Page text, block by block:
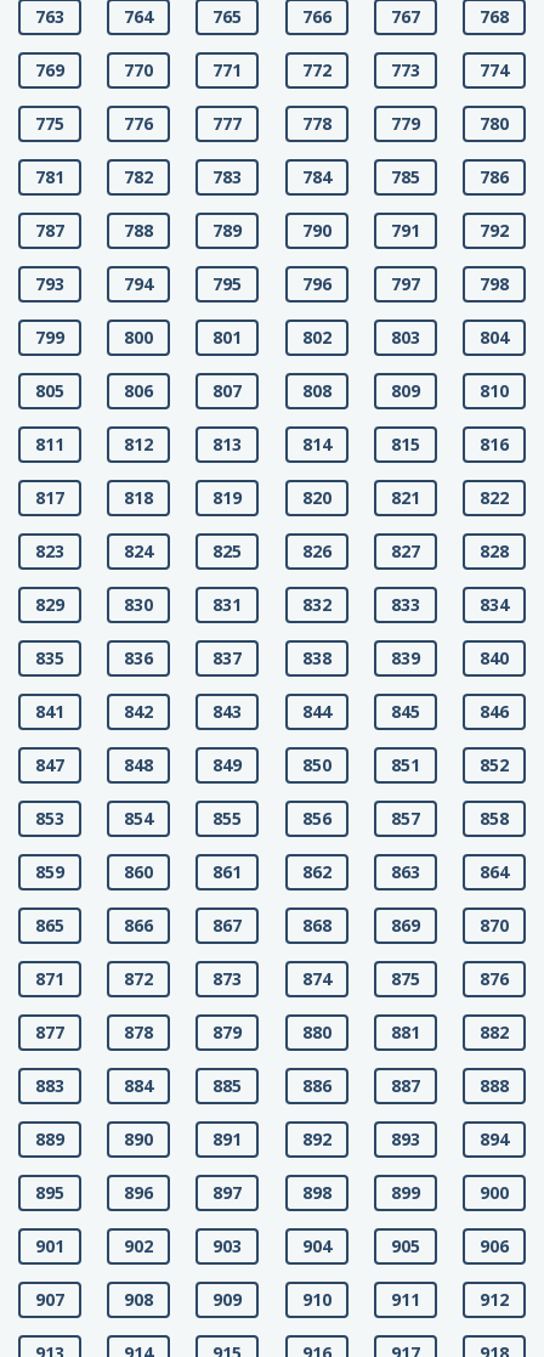
763 764 765 766 767 768
769 770 771 772 773 774
775 776 777 778 779 780
781 782 783 784 785 786
787 788 789 790 791 792
793 794 795 796 797 798
799 800 801 802 803 804
805 806 807 808 809 810
811 812 813 814 815 816
817 818 819 820 821 822
823 824 825 826 827 828
829 830 831 832 833 834
835 836 837 838 839 840
841 842 843 844 845 846
847 848 849 850 851 852
853 854 855 856 857 858
859 860 861 862 863 864
865 866 867 868 869 870
871 872 873 874 875 876
877 878 879 880 881 882
883 884 885 886 887 888
889 890 891 892 893 894
895 896 897 898 899 900
901 902 903 904 905 906
907 908 909 910 911 912